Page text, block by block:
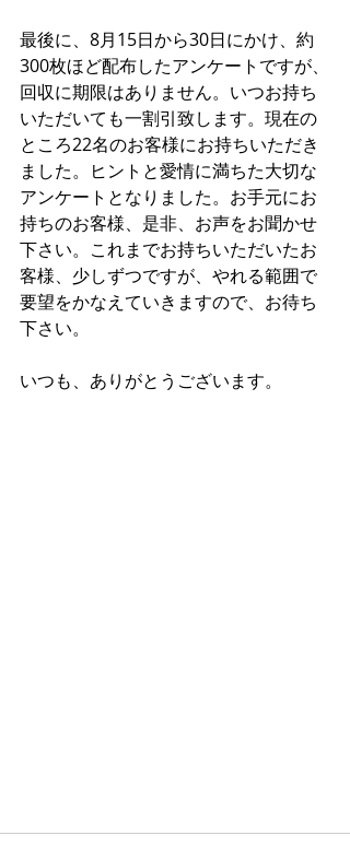
最後に、8月15日から30日にかけ、約
300枚ほど配布したアンケートですが、
回収に期限はありません。いつお持ち
いただいても一割引致します。現在の
ところ22名のお客様にお持ちいただき
ました。ヒントと愛情に満ちた大切な
アンケートとなりました。お手元にお
持ちのお客様、是非、お声をお聞かせ
下さい。これまでお持ちいただいたお
客様、少しずつですが、やれる範囲で
要望をかなえていきますので、お待ち
下さい。
いつも、ありがとうございます。